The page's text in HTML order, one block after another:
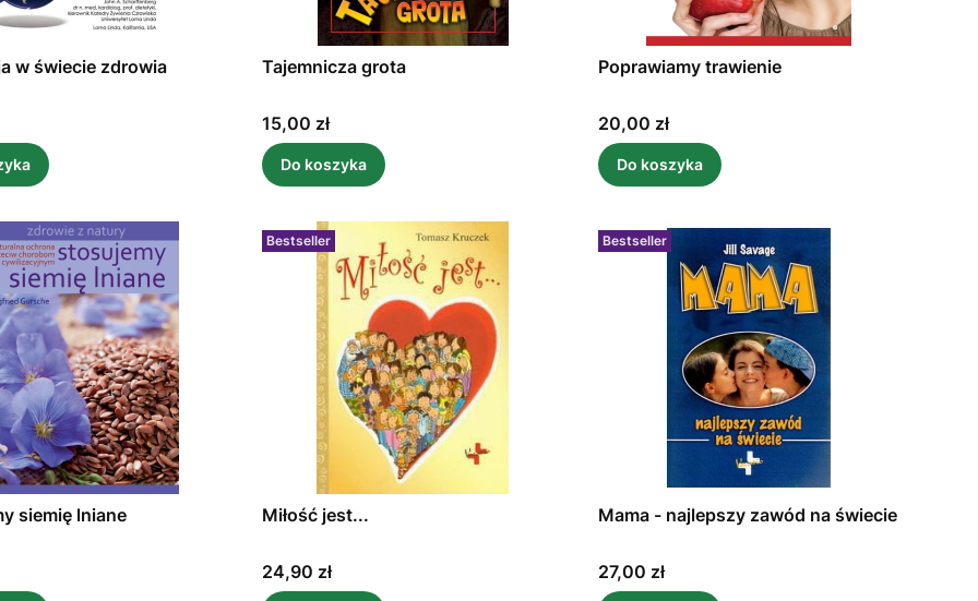
w świecie zdrowia Tajemnicza grota
Cena
15,00 zł
Do koszyka
Poprawiamy trawienie
Cena
20,00 zł
Do koszyka
siemię lniane
Bestseller
Miłość jest...
Cena
24,90 zł
Bestseller
Mama - najlepszy zawód na świecie
Cena
27,00 zł